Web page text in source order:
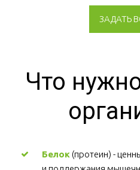
ЗАДАТЬ
Что
Белок (протеин) -